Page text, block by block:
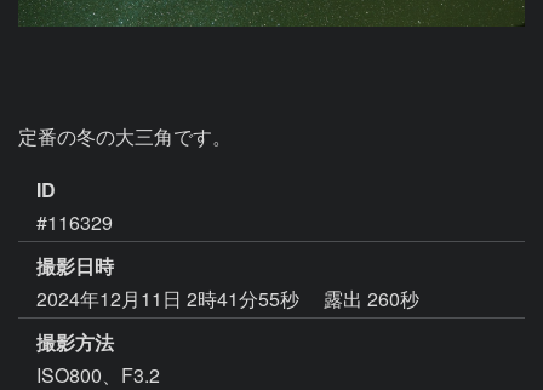
定番の冬の大三角です。
ID
#116329
撮影日時
2024年12月11日 2時41分55秒
露出 260秒
撮影方法
ISO800、F3.2